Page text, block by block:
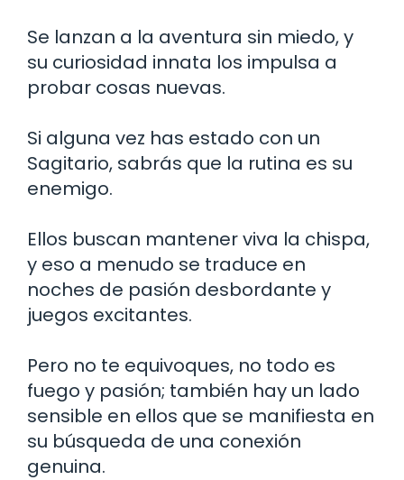
Se lanzan a la aventura sin miedo, y
su curiosidad innata los impulsa a
probar cosas nuevas.
Si alguna vez has estado con un
Sagitario, sabrás que la rutina es su
enemigo.
Ellos buscan mantener viva la chispa,
y eso a menudo se traduce en
noches de pasión desbordante y
juegos excitantes.
Pero no te equivoques, no todo es
fuego y pasión; también hay un lado
sensible en ellos que se manifiesta en
su búsqueda de una conexión
genuina.